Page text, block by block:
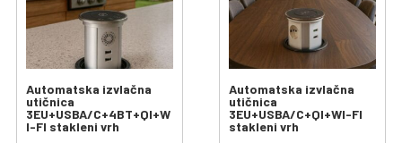
Automatska izvlačna
utičnica
3EU+USBA/C+4BT+QI+W
I-FI stakleni vrh
Automatska izvlačna
utičnica
3EU+USBA/C+QI+WI-FI
stakleni vrh